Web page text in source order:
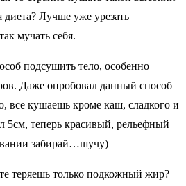
Лучше уже урезать
мучать себя.
подсушить тело, особенно
Даже опробовал данный способ
все кушаешь кроме каш, сладкого и
5см, теперь красивый, рельефный
забирай…шучу)
теряешь только подкожный жир?